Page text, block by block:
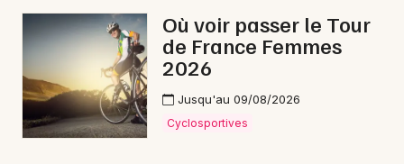
Où voir passer le Tour
de France Femmes
2026
Jusqu'au 09/08/2026
Cyclosportives